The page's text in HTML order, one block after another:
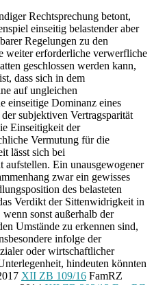
Rechtsprechung betont,
einseitig belastender aber
Regelungen zu den
weiter erforderliche verwerfliche
geschlossen werden kann,
dass sich in dem
auf ungleichen
einseitige Dominanz eines
subjektiven Vertragsparität
Einseitigkeit der
Vermutung für die
lässt sich bei
Ein unausgewogener
zwar ein gewisses
des belasteten
Verdikt der Sittenwidrigkeit in
sonst außerhalb der
Umstände zu erkennen sind,
infolge der
oder wirtschaftlicher
hindeuten könnten
XII ZB 109/16 FamRZ